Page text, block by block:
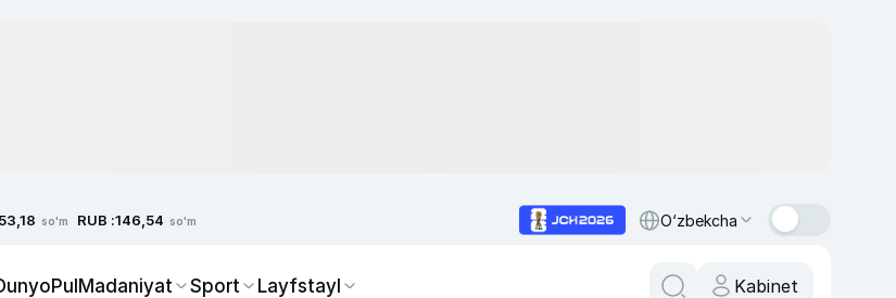
so'm RUB :146,54 so'm O‘zbekcha
PulMadaniyat Sport Layfstayl Kabinet